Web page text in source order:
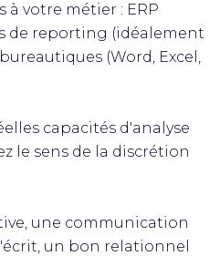
à votre métier : ERP
de reporting (idéalement
(Word, Excel,
capacités d'analyse
le sens de la discrétion
une communication
un bon relationnel